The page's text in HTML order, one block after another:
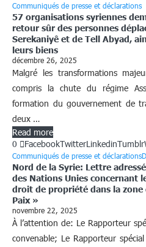
Communiqués de presse et déclarations
57 organisations syriennes
retour sûr des personnes
Serekaniyê et de Tell Abyad,
leurs biens
décembre 26, 2025
Malgré les transformations
compris la chute du régime
formation du gouvernement de
deux …
Read more
0
FacebookTwitterLinkedinTumblr
Communiqués de presse et déclarations
Nord de la Syrie: Lettre
des Nations Unies concernant
droit de propriété dans la zone
Paix »
novembre 22, 2025
À l’attention de: Le Rapporteur
convenable; Le Rapporteur